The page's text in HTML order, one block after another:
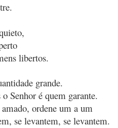
libertos.
grande.
Senhor é quem garante.
ordene um a um
se levantem, se levantem.